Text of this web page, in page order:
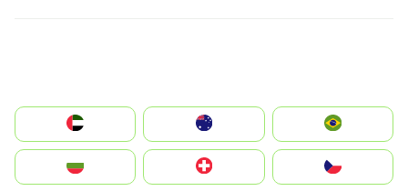
الإمارات العربية المتحدة
Switzerland